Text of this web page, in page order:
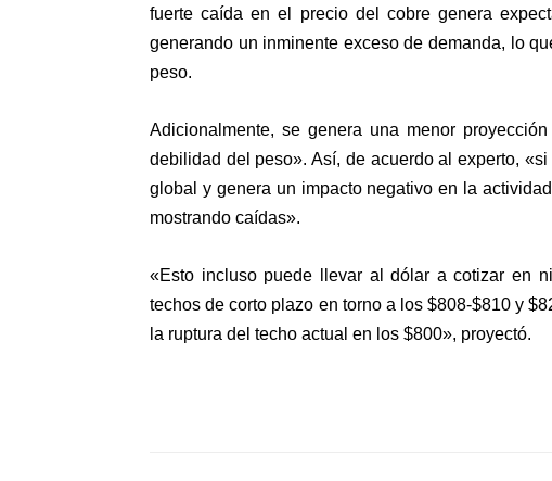
fuerte caída en el precio del cobre genera
generando un inminente exceso de demanda, lo
peso.
Adicionalmente, se genera una menor
debilidad del peso». Así, de acuerdo al experto,
global y genera un impacto negativo en la
mostrando caídas».
«Esto incluso puede llevar al dólar a cotizar en
techos de corto plazo en torno a los $808-$810 y
la ruptura del techo actual en los $800», proyectó.